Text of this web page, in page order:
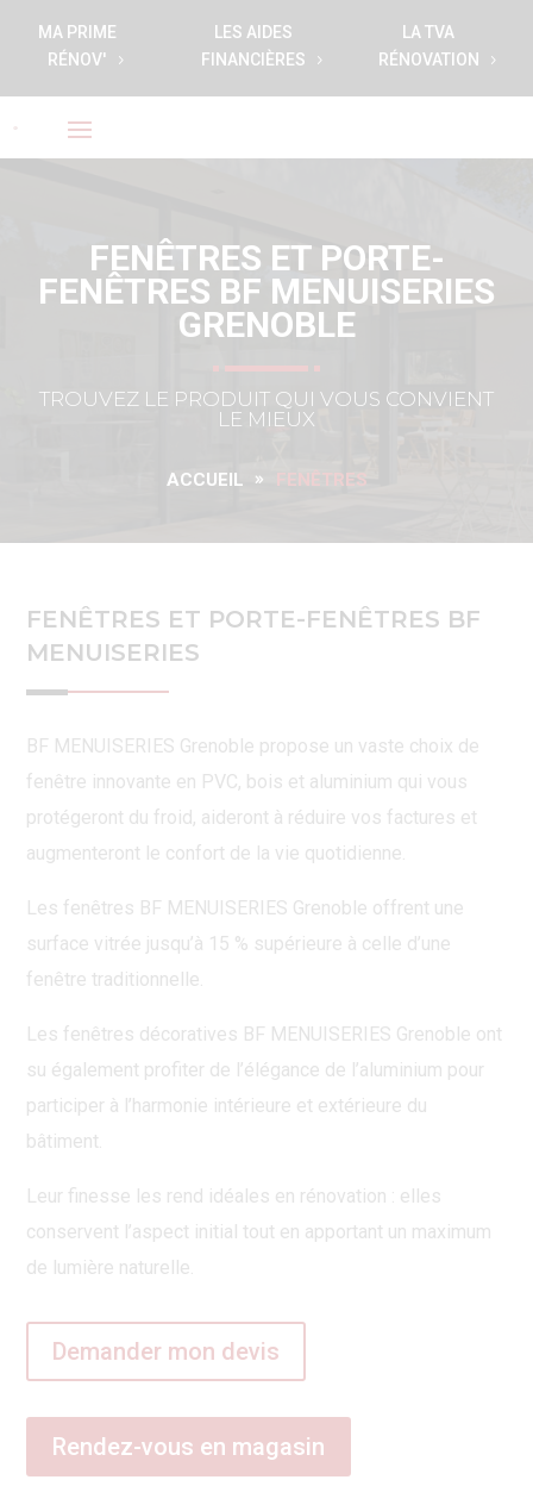
MA PRIME
RÉNOV'
LES AIDES
FINANCIÈRES
LA TVA
RÉNOVATION
FENÊTRES ET PORTE-
FENÊTRES BF MENUISERIES
GRENOBLE
TROUVEZ LE PRODUIT QUI VOUS CONVIENT
LE MIEUX
ACCUEIL FENÊTRES
FENÊTRES ET PORTE-FENÊTRES BF
MENUISERIES
BF MENUISERIES Grenoble propose un vaste choix de
fenêtre innovante en PVC, bois et aluminium qui vous
protégeront du froid, aideront à réduire vos factures et
augmenteront le confort de la vie quotidienne.
Les fenêtres BF MENUISERIES Grenoble offrent une
surface vitrée jusqu’à 15 % supérieure à celle d’une
fenêtre traditionnelle.
Les fenêtres décoratives BF MENUISERIES Grenoble ont
su également profiter de l’élégance de l’aluminium pour
participer à l’harmonie intérieure et extérieure du
bâtiment.
Leur finesse les rend idéales en rénovation : elles
conservent l’aspect initial tout en apportant un maximum
de lumière naturelle.
Demander mon devis
Rendez-vous en magasin